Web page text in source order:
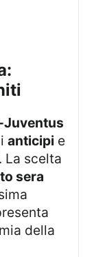
Juventus
anticipi e
. La scelta
sera
della